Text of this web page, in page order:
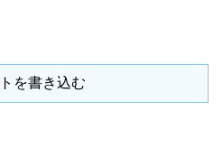
を書き込む